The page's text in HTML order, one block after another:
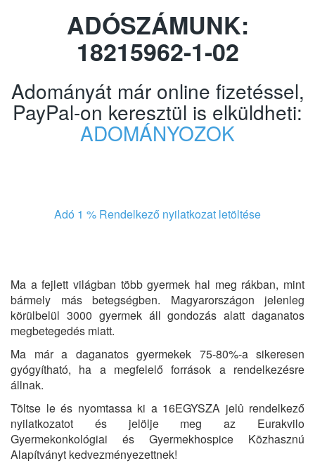
ADÓSZÁMUNK:
18215962-1-02
Adományát már online fizetéssel,
PayPal-on keresztül is elküldheti:
ADOMÁNYOZOK
Adó 1 % Rendelkező nyilatkozat letöltése
Ma a fejlett világban több gyermek hal meg rákban, mint
bármely más betegségben. Magyarországon jelenleg
körülbelül 3000 gyermek áll gondozás alatt daganatos
megbetegedés miatt.
Ma már a daganatos gyermekek 75-80%-a sikeresen
gyógyítható, ha a megfelelő források a rendelkezésre
állnak.
Töltse le és nyomtassa ki a 16EGYSZA jelû rendelkező
nyilatkozatot és jelölje meg az Eurakvilo
Gyermekonkológiai és Gyermekhospice Közhasznú
Alapítványt kedvezményezettnek!